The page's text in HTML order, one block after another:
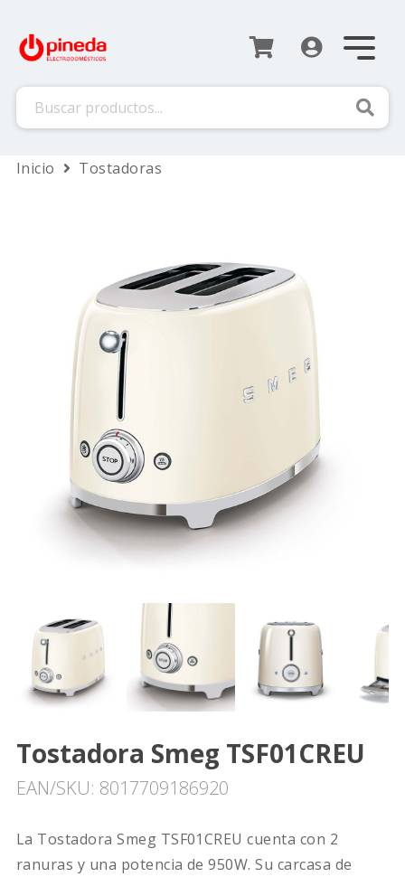
Inicio
 Tostadoras
Tostadora Smeg TSF01CREU
EAN/SKU: 8017709186920
La Tostadora Smeg TSF01CREU cuenta con 2
ranuras y una potencia de 950W. Su carcasa de